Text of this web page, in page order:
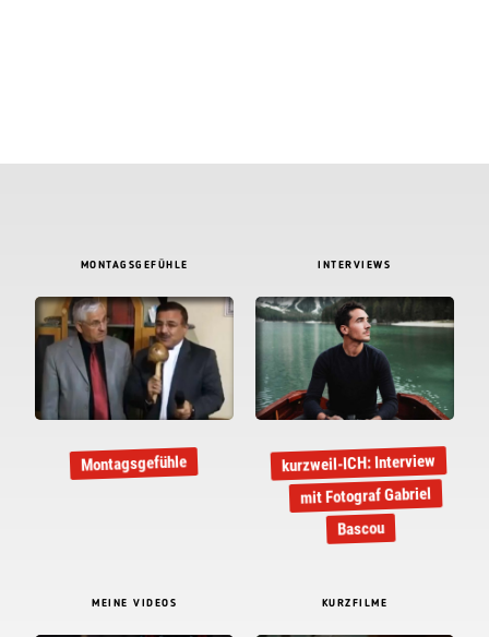
MONTAGSGEFÜHLE
Montagsgefühle
INTERVIEWS
kurzweil-ICH: Interview
mit Fotograf Gabriel
Bascou
MEINE VIDEOS KURZFILME